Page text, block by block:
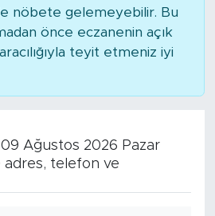
nöbete gelemeyebilir. Bu
önce eczanenin açık
teyit etmeniz iyi
09 Ağustos 2026 Pazar
telefon ve